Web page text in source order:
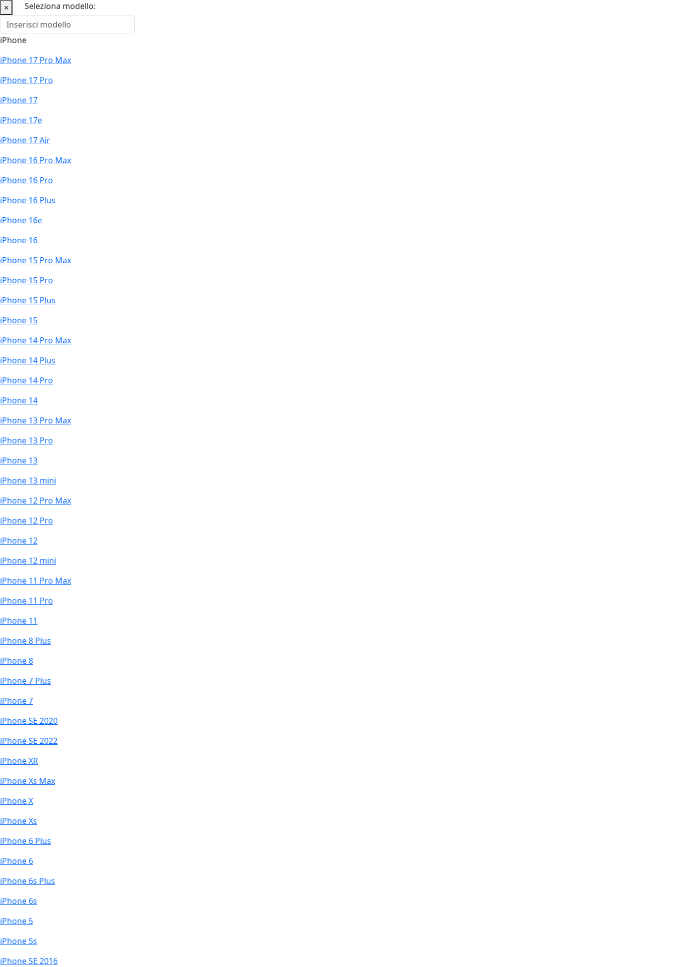
× Seleziona modello:
iPhone
iPhone 17 Pro Max
iPhone 17 Pro
iPhone 17
iPhone 17e
iPhone 17 Air
iPhone 16 Pro Max
iPhone 16 Pro
iPhone 16 Plus
iPhone 16e
iPhone 16
iPhone 15 Pro Max
iPhone 15 Pro
iPhone 15 Plus
iPhone 15
iPhone 14 Pro Max
iPhone 14 Plus
iPhone 14 Pro
iPhone 14
iPhone 13 Pro Max
iPhone 13 Pro
iPhone 13
iPhone 13 mini
iPhone 12 Pro Max
iPhone 12 Pro
iPhone 12
iPhone 12 mini
iPhone 11 Pro Max
iPhone 11 Pro
iPhone 11
iPhone 8 Plus
iPhone 8
iPhone 7 Plus
iPhone 7
iPhone SE 2020
iPhone SE 2022
iPhone XR
iPhone Xs Max
iPhone X
iPhone Xs
iPhone 6 Plus
iPhone 6
iPhone 6s Plus
iPhone 6s
iPhone 5
iPhone 5s
iPhone SE 2016